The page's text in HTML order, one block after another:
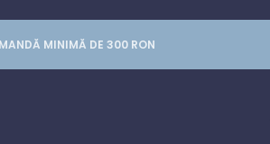
MINIMĂ DE 300 RON